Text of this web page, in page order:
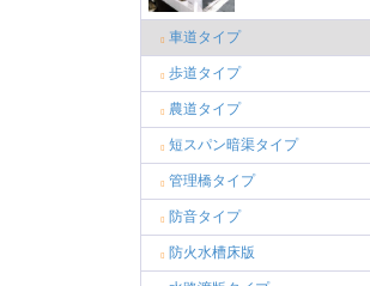
車道タイプ
歩道タイプ
農道タイプ
短スパン暗渠タイプ
管理橋タイプ
防音タイプ
防火水槽床版